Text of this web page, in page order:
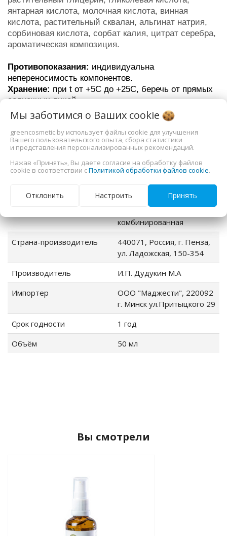
янтарная кислота, молочная кислота, винная
кислота, растительный сквалан, альгинат натрия,
сорбиновая кислота, сорбат калия, цитрат серебра,
ароматическая композиция.
Противопоказания: индивидуальна
непереносимость компонентов.
Хранение: при t от +5С до +25С, беречь от прямых
солнечных лучей.
Срок годности: 24 месяца с даты производства
После вскрытия - 3 месяца.
Дополнительная информация
комбинированная
Страна-производитель
440071, Россия, г. Пенза,
ул. Ладожская, 150-354
Производитель
И.П. Дудукин М.А
Импортер
ООО "Маджести", 220092
г. Минск ул.Притыцкого 29
Срок годности
1 год
Объём
50 мл
Вы смотрели
Мы заботимся о Ваших cookie
greencosmetic.by использует файлы cookie для улучшения
Вашего пользовательского опыта, сбора статистики
и представления персонализированных рекомендаций.
Нажав «Принять», Вы даете согласие на обработку файлов
cookie в соответствии сПолитикой обработки файлов cookie.
Отклонить Настроить Принять